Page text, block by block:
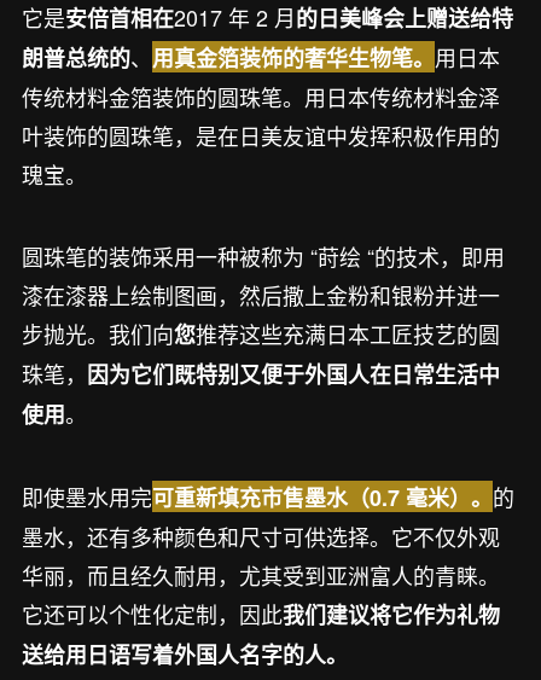
它是安倍首相在2017 年 2 月的日美峰会上赠送给特
朗普总统的、 用真金箔装饰的奢华生物笔。 用日本
传统材料金箔装饰的圆珠笔。用日本传统材料金泽
叶装饰的圆珠笔，是在日美友谊中发挥积极作用的
瑰宝。
圆珠笔的装饰采用一种被称为 “莳绘 “的技术，即用
漆在漆器上绘制图画，然后撒上金粉和银粉并进一
步抛光。我们向您推荐这些充满日本工匠技艺的圆
珠笔， 因为它们既特别又便于外国人在日常生活中
使用。
即使墨水用完可重新填充市售墨水（0.7 毫米）。 的
墨水，还有多种颜色和尺寸可供选择。它不仅外观
华丽，而且经久耐用，尤其受到亚洲富人的青睐。
它还可以个性化定制，因此我们建议将它作为礼物
送给用日语写着外国人名字的人。